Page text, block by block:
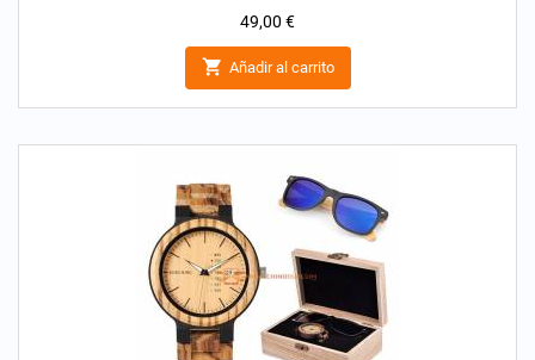
Precio
49,00 €
 Añadir al carrito